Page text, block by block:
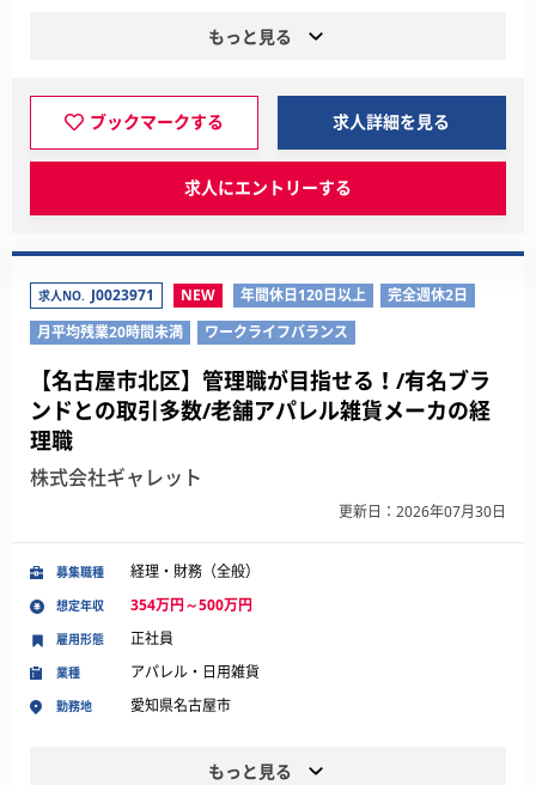
もっと見る
ブックマークする 求人詳細を見る
求人にエントリーする
求人NO. J0023971 NEW 年間休日120日以上
完全週休2日
月平均残業20時間未満
ワークライフバランス
【名古屋市北区】管理職が目指せる！/有名ブラ
ンドとの取引多数/老舗アパレル雑貨メーカの経
理職
株式会社ギャレット
更新日：2026年07月30日
募集職種 経理・財務（全般）
想定年収 354万円～500万円
業種 アパレル・日用雑貨
勤務地 愛知県名古屋市
雇用形態 正社員
もっと見る